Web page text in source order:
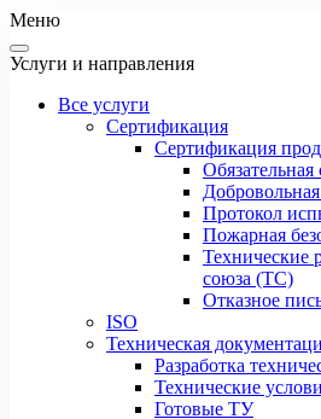
Меню
Услуги и направления
Все услуги
Сертификация
Сертификация
Протокол
Пожарная
Технические
союза (ТС)
Отказное
ISO
Техническая
Разработка
Технические
Готовые ТУ